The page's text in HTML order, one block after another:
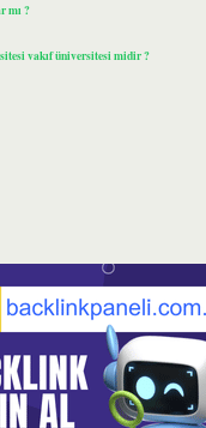
mı ?
vakıf üniversitesi midir ?